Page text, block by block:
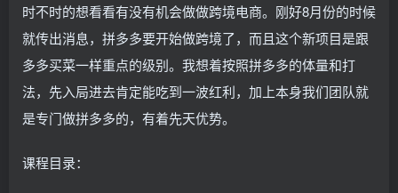
时不时的想看看有没有机会做做跨境电商。刚好8月份的时候
就传出消息，拼多多要开始做跨境了，而且这个新项目是跟
多多买菜一样重点的级别。我想着按照拼多多的体量和打
法，先入局进去肯定能吃到一波红利，加上本身我们团队就
是专门做拼多多的，有着先天优势。
课程目录：